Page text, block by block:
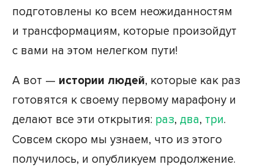
подготовлены ко всем неожиданностям
и трансформациям, которые произойдут
с вами на этом нелегком пути!
А вот — истории людей, которые как раз
готовятся к своему первому марафону и
делают все эти открытия: раз, два, три.
Совсем скоро мы узнаем, что из этого
получилось, и опубликуем продолжение.